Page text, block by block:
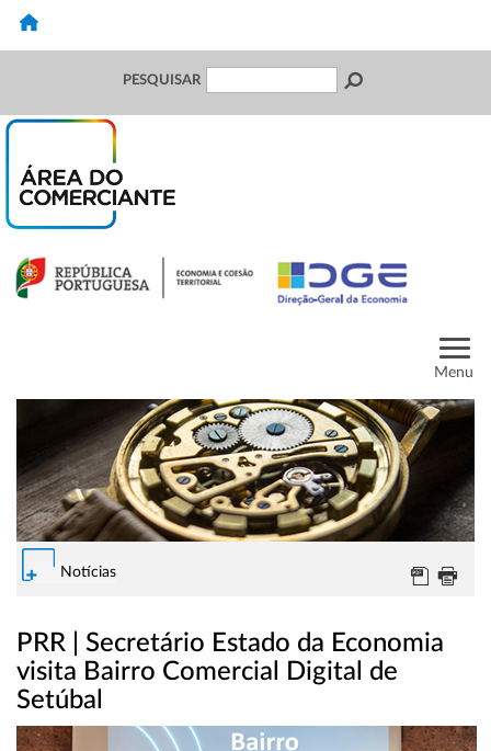
PESQUISAR
Menu
Notícias
PRR | Secretário Estado da Economia
visita Bairro Comercial Digital de
Setúbal